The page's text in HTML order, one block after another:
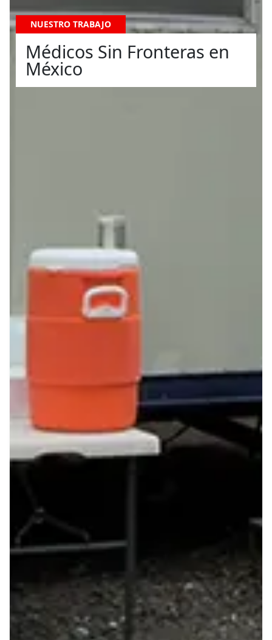
NUESTRO TRABAJO
Médicos Sin Fronteras en
México